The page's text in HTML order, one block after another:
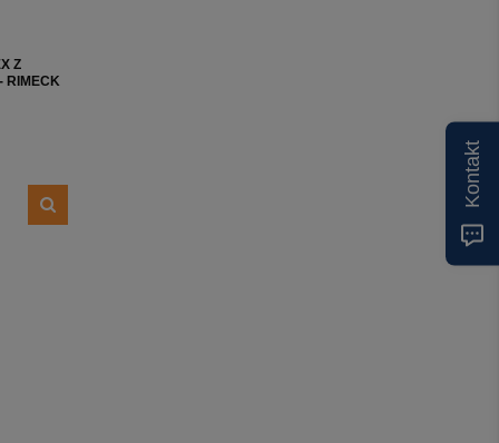
Z
RIMECK
Kontakt